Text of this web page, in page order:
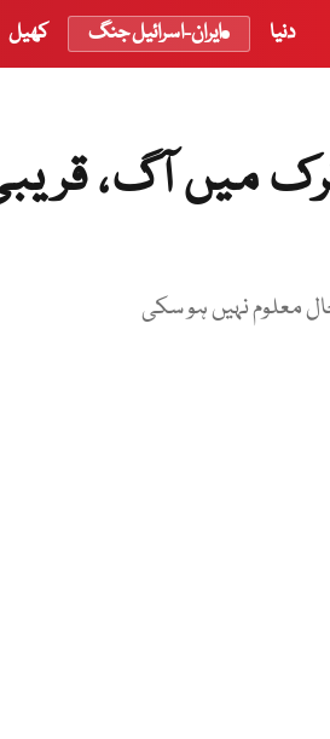
دنیا ایران-اسرائیل جنگ کھیل
میں آگ،
معلوم نہیں ہو سکی